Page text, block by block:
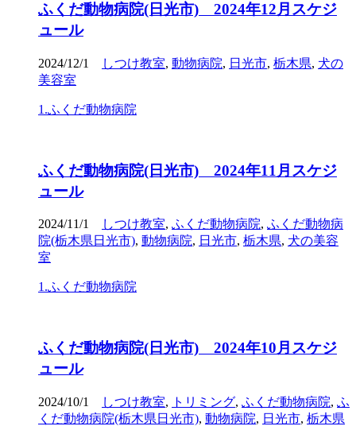
ふくだ動物病院(日光市) 2024年12月スケジ
ュール
2024/12/1 しつけ教室, 動物病院, 日光市, 栃木県, 犬の
美容室
1.ふくだ動物病院
ふくだ動物病院(日光市) 2024年11月スケジ
ュール
2024/11/1 しつけ教室, ふくだ動物病院, ふくだ動物病
院(栃木県日光市), 動物病院, 日光市, 栃木県, 犬の美容
室
1.ふくだ動物病院
ふくだ動物病院(日光市) 2024年10月スケジ
ュール
2024/10/1 しつけ教室, トリミング, ふくだ動物病院, ふ
くだ動物病院(栃木県日光市), 動物病院, 日光市, 栃木県